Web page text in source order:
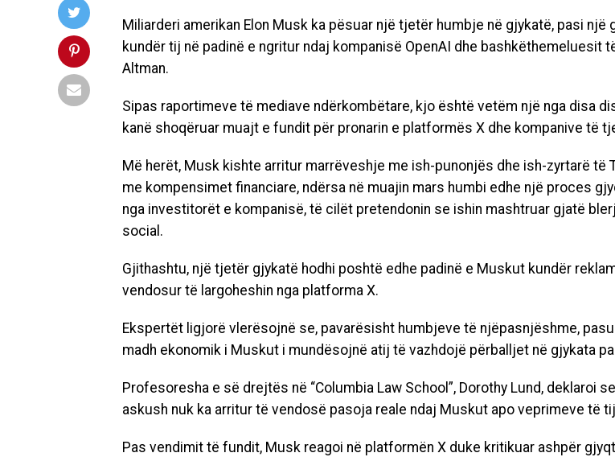
Miliarderi amerikan Elon Musk ka pësuar një tjetër humbje në gjykatë, pasi një
kundër tij në padinë e ngritur ndaj kompanisë OpenAI dhe bashkëthemeluesit
Altman.
Sipas raportimeve të mediave ndërkombëtare, kjo është vetëm një nga disa
kanë shoqëruar muajt e fundit për pronarin e platformës X dhe kompanive të
Më herët, Musk kishte arritur marrëveshje me ish-punonjës dhe ish-zyrtarë të
me kompensimet financiare, ndërsa në muajin mars humbi edhe një proces
nga investitorët e kompanisë, të cilët pretendonin se ishin mashtruar gjatë
social.
Gjithashtu, një tjetër gjykatë hodhi poshtë edhe padinë e Muskut kundër
vendosur të largoheshin nga platforma X.
Ekspertët ligjorë vlerësojnë se, pavarësisht humbjeve të njëpasnjëshme,
madh ekonomik i Muskut i mundësojnë atij të vazhdojë përballjet në gjykata
Profesoresha e së drejtës në “Columbia Law School”, Dorothy Lund, deklaroi
askush nuk ka arritur të vendosë pasoja reale ndaj Muskut apo veprimeve të
Pas vendimit të fundit, Musk reagoi në platformën X duke kritikuar ashpër